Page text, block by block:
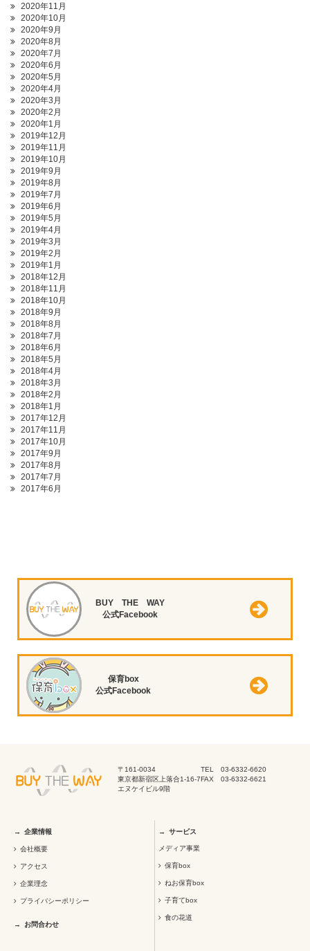
2020年11月
2020年10月
2020年9月
2020年8月
2020年7月
2020年6月
2020年5月
2020年4月
2020年3月
2020年2月
2020年1月
2019年12月
2019年11月
2019年10月
2019年9月
2019年8月
2019年7月
2019年6月
2019年5月
2019年4月
2019年3月
2019年2月
2019年1月
2018年12月
2018年11月
2018年10月
2018年9月
2018年8月
2018年7月
2018年6月
2018年5月
2018年4月
2018年3月
2018年2月
2018年1月
2017年12月
2017年11月
2017年10月
2017年9月
2017年8月
2017年7月
2017年6月
BUY THE WAY
公式Facebook
保育box
公式Facebook
〒161-0034
東京都新宿区上落合1-16-7
エヌケイビル9階
TEL 03-6332-6620
FAX 03-6332-6621
企業情報
会社概要
アクセス
企業理念
プライバシーポリシー
お問合わせ
サービス
メディア事業
保育box
ねお保育box
子育てbox
食の花道